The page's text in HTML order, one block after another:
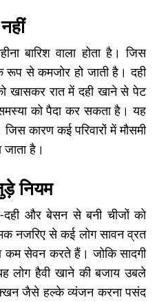
बारिश वाला होता है। जिस
रूप से कमजोर हो जाती है। दही
खासकर रात में दही खाने से पेट
को पैदा कर सकता है। यह
कारण कई परिवारों में मौसमी
है।
नियम
और बेसन से बनी चीजों को
नजरिए से कई लोग सावन व्रत
कम सेवन करते हैं। जोकि सादगी
लोग हैवी खाने की बजाय उबले
जैसे हल्के व्यंजन करना पसंद